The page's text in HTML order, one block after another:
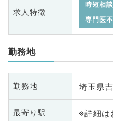
求人特徴
時短相
専門医
勤務地
勤務地 埼玉県
最寄り駅 ※詳細は